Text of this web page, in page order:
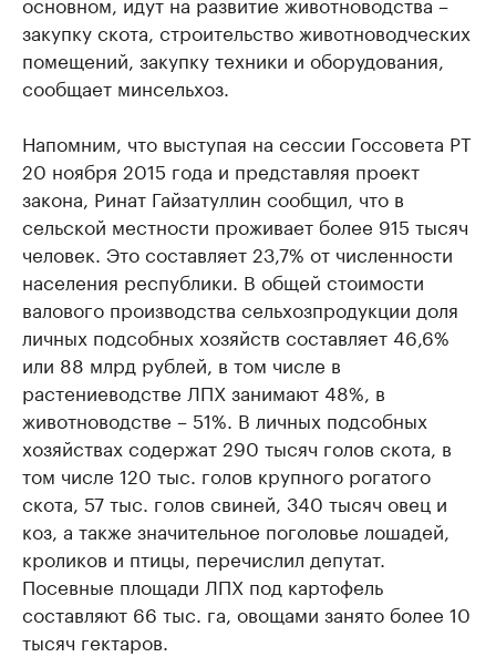
закупку скота, строительство животноводческих
помещений, закупку техники и оборудования,
сообщает минсельхоз.
Напомним, что выступая на сессии Госсовета РТ
20 ноября 2015 года и представляя проект
закона, Ринат Гайзатуллин сообщил, что в
сельской местности проживает более 915 тысяч
человек. Это составляет 23,7% от численности
населения республики. В общей стоимости
валового производства сельхозпродукции доля
личных подсобных хозяйств составляет 46,6%
или 88 млрд рублей, в том числе в
растениеводстве ЛПХ занимают 48%, в
животноводстве – 51%. В личных подсобных
хозяйствах содержат 290 тысяч голов скота, в
том числе 120 тыс. голов крупного рогатого
скота, 57 тыс. голов свиней, 340 тысяч овец и
коз, а также значительное поголовье лошадей,
кроликов и птицы, перечислил депутат.
Посевные площади ЛПХ под картофель
составляют 66 тыс. га, овощами занято более 10
тысяч гектаров.